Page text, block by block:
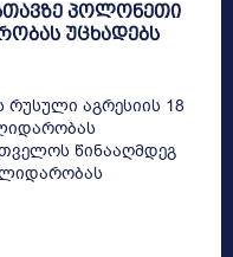
პოლონეთი
უცხადებს
აგრესიის 18
წინააღმდეგ